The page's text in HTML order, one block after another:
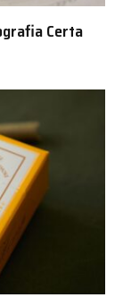
Certa